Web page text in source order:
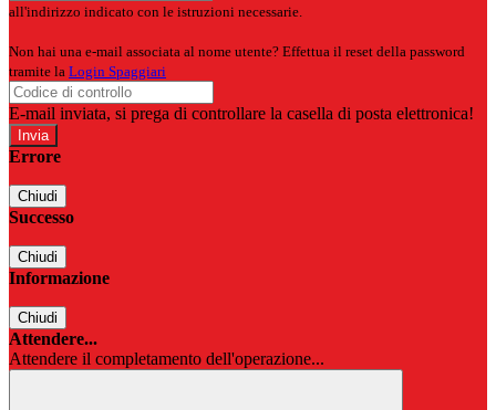
all'indirizzo indicato con le istruzioni necessarie.
Non hai una e-mail associata al nome utente? Effettua il reset della password
tramite la Login Spaggiari
E-mail inviata, si prega di controllare la casella di posta elettronica!
Errore
Chiudi
Successo
Chiudi
Informazione
Chiudi
Attendere...
Attendere il completamento dell'operazione...